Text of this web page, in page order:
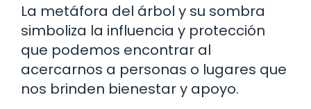
La metáfora del árbol y su sombra
simboliza la influencia y protección
que podemos encontrar al
acercarnos a personas o lugares que
nos brinden bienestar y apoyo.